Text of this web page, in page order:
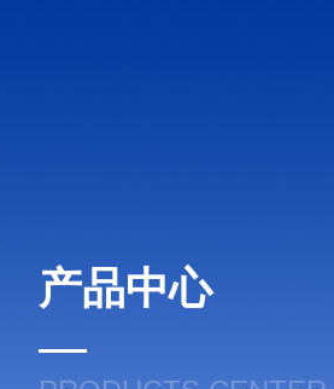
产品中心